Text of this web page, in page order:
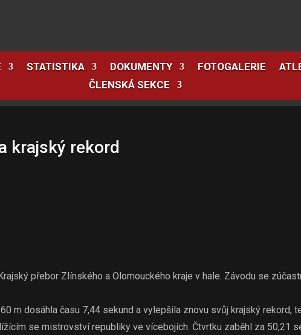
STATISTIKA DOKUMENTY FOTOGALERIE
ČLENSKÁ SEKCE
krajský rekord
přebor Zlínského a Olomouckého kraje v hale. Závodu se
m dosáhla času 7,44 sekund a vylepšila znovu svůj krajský rekord,
se mistrovství republiky ve vícebojích. Čtvrtku zaběhl za 50,21